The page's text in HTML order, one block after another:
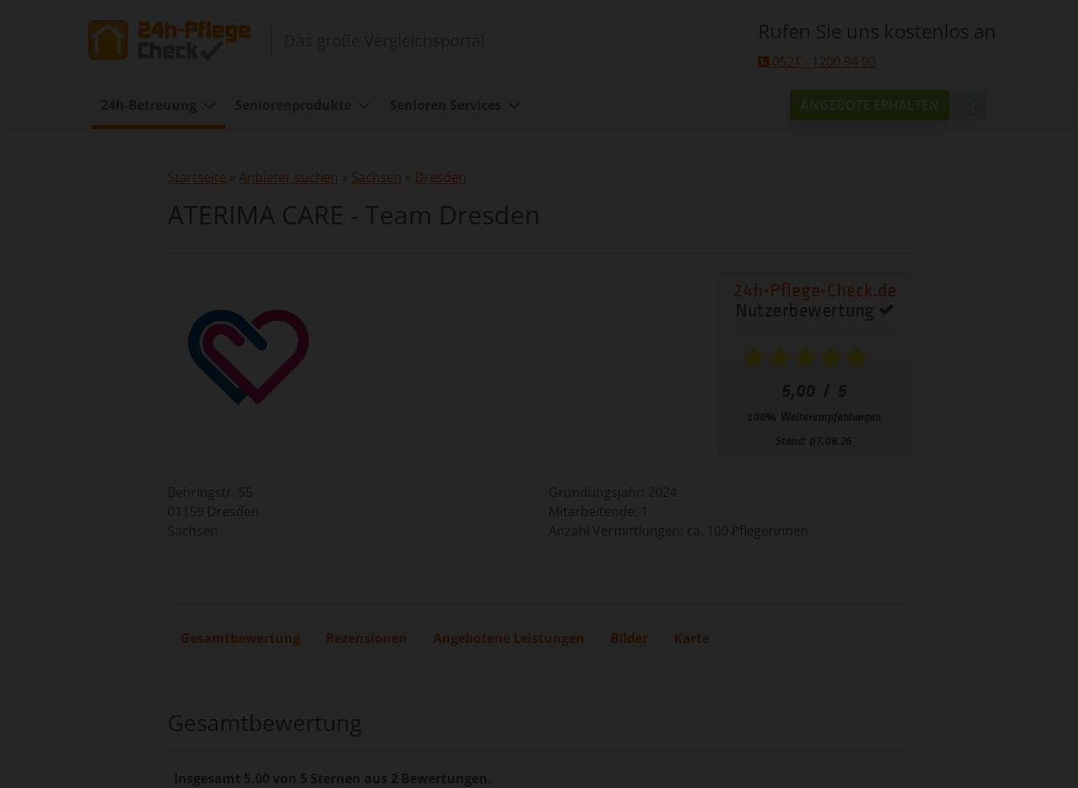
Rufen Sie uns kostenlos an
0521 - 1200 94 90
ANGEBOTE ERHALTEN
Startseite » Anbieter suchen » Sachsen » Dresden
ATERIMA CARE - Team Dresden
Behringstr. 55
01159 Dresden
Sachsen
Gründungsjahr: 2024
Mitarbeitende:
Anzahl Vermittlungen: ca. 100 PflegerInnen
Gesamtbewertung Rezensionen Angebotene Leistungen Bilder Karte
Gesamtbewertung
Insgesamt 5.00 von 5 Sternen aus 2 Bewertungen.